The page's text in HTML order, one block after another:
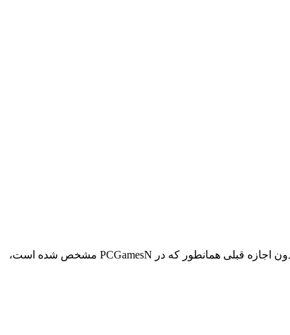
https://i.imgur.com/9PX843Q.png https://i.imgur.com/JtvRIEl.png https://i.imgur.com/QllYuDl.png لطفا UI و کد را از ادغام/قرض ندهید این مد بدون اجازه قبلی همانطور که در PCGamesN مشخص شده است،